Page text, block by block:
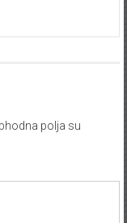
polja su